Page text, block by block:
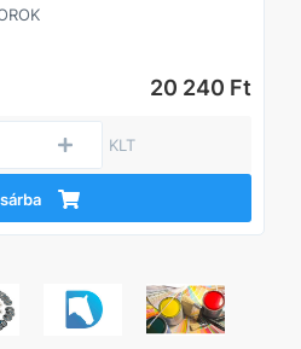
20 240 Ft
KLT